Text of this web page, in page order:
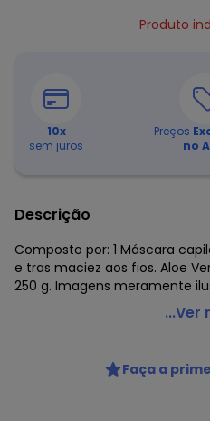
Produto
10x
sem juros
Preços
no
Descrição
Composto por: 1 Máscara
e tras maciez aos fios. Aloe
250 g. Imagens meramente
Lar e Lazer - Máscara
Composto por:
1 Máscara capilar babosa
...Ver
Faça a